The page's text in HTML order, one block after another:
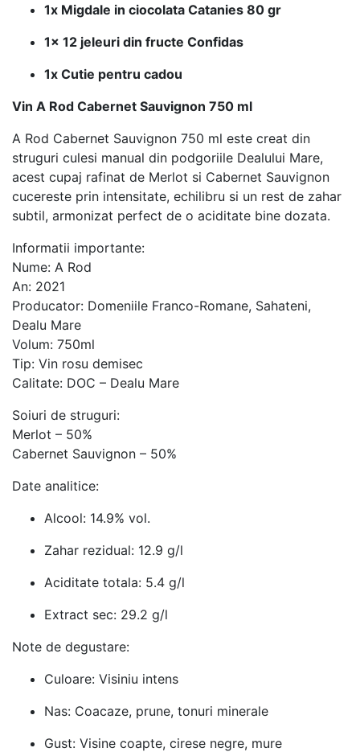
1x Migdale in ciocolata Catanies 80 gr
1x 12 jeleuri din fructe Confidas
1x Cutie pentru cadou
Vin A Rod Cabernet Sauvignon 750 ml
A Rod Cabernet Sauvignon 750 ml este creat din
struguri culesi manual din podgoriile Dealului Mare,
acest cupaj rafinat de Merlot si Cabernet Sauvignon
cucereste prin intensitate, echilibru si un rest de zahar
subtil, armonizat perfect de o aciditate bine dozata.
Informatii importante:
Nume: A Rod
An: 2021
Producator: Domeniile Franco-Romane, Sahateni,
Dealu Mare
Volum: 750ml
Tip: Vin rosu demisec
Calitate: DOC – Dealu Mare
Soiuri de struguri:
Merlot – 50%
Cabernet Sauvignon – 50%
Date analitice:
Alcool: 14.9% vol.
Zahar rezidual: 12.9 g/l
Aciditate totala: 5.4 g/l
Extract sec: 29.2 g/l
Note de degustare:
Culoare: Visiniu intens
Nas: Coacaze, prune, tonuri minerale
Gust: Visine coapte, cirese negre, mure